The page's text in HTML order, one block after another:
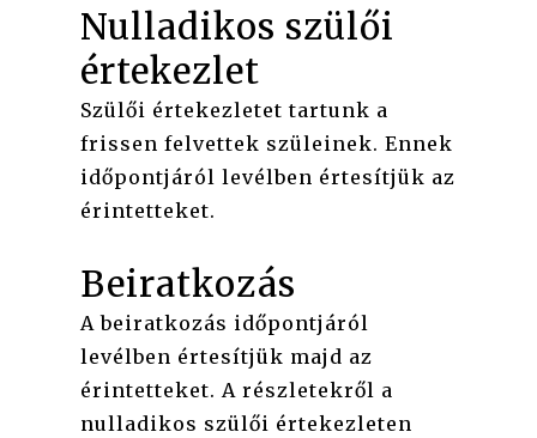
Nulladikos szülői
értekezlet
Szülői értekezletet tartunk a
frissen felvettek szüleinek. Ennek
időpontjáról levélben értesítjük az
érintetteket.
Beiratkozás
A beiratkozás időpontjáról
levélben értesítjük majd az
érintetteket. A részletekről a
nulladikos szülői értekezleten